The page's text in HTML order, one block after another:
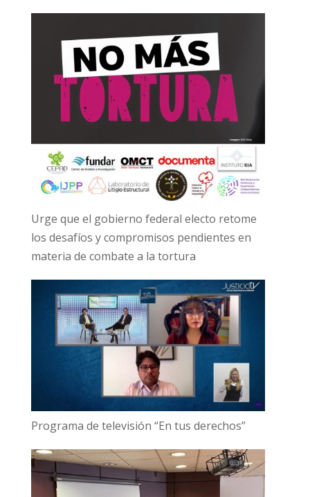
Urge que el gobierno federal electo retome
los desafíos y compromisos pendientes en
materia de combate a la tortura
Programa de televisión “En tus derechos”